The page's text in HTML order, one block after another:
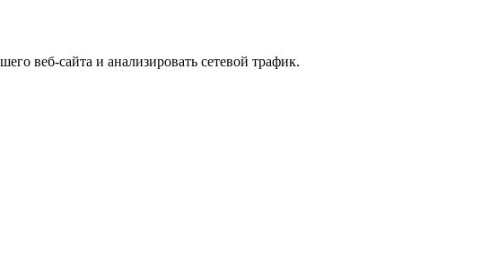
веб-сайта и анализировать сетевой трафик.